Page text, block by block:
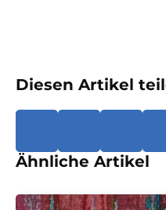
Diesen Artikel
Ähnliche Artikel